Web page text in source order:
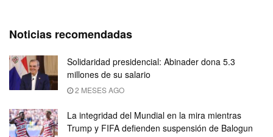
Noticias recomendadas
Solidaridad presidencial: Abinader dona 5.3
millones de su salario
2 MESES AGO
La integridad del Mundial en la mira mientras
Trump y FIFA defienden suspensión de Balogun